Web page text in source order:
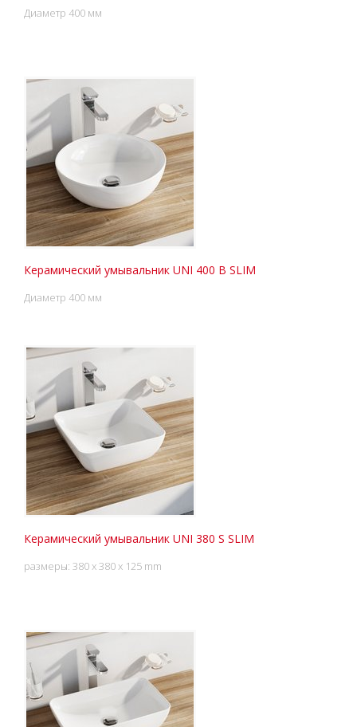
Диаметр 400 мм
Керамический умывальник UNI 400 B SLIM
Диаметр 400 мм
Керамический умывальник UNI 380 S SLIM
размеры: 380 x 380 x 125 mm